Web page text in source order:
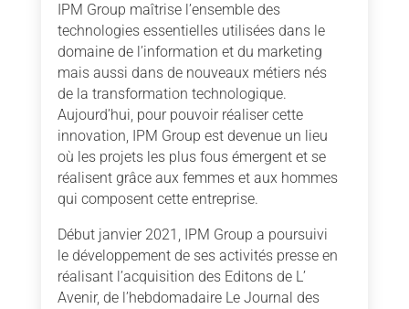
IPM Group maîtrise l’ensemble des
technologies essentielles utilisées dans le
domaine de l’information et du marketing
mais aussi dans de nouveaux métiers nés
de la transformation technologique.
Aujourd’hui, pour pouvoir réaliser cette
innovation, IPM Group est devenue un lieu
où les projets les plus fous émergent et se
réalisent grâce aux femmes et aux hommes
qui composent cette entreprise.
Début janvier 2021, IPM Group a poursuivi
le développement de ses activités presse en
réalisant l’acquisition des Editons de L’
Avenir, de l’hebdomadaire Le Journal des